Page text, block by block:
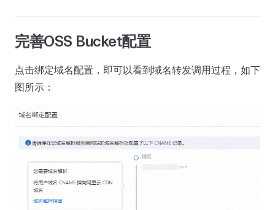
完善OSS Bucket配置
点击绑定域名配置，即可以看到域名转发调用过程，如下
图所示：